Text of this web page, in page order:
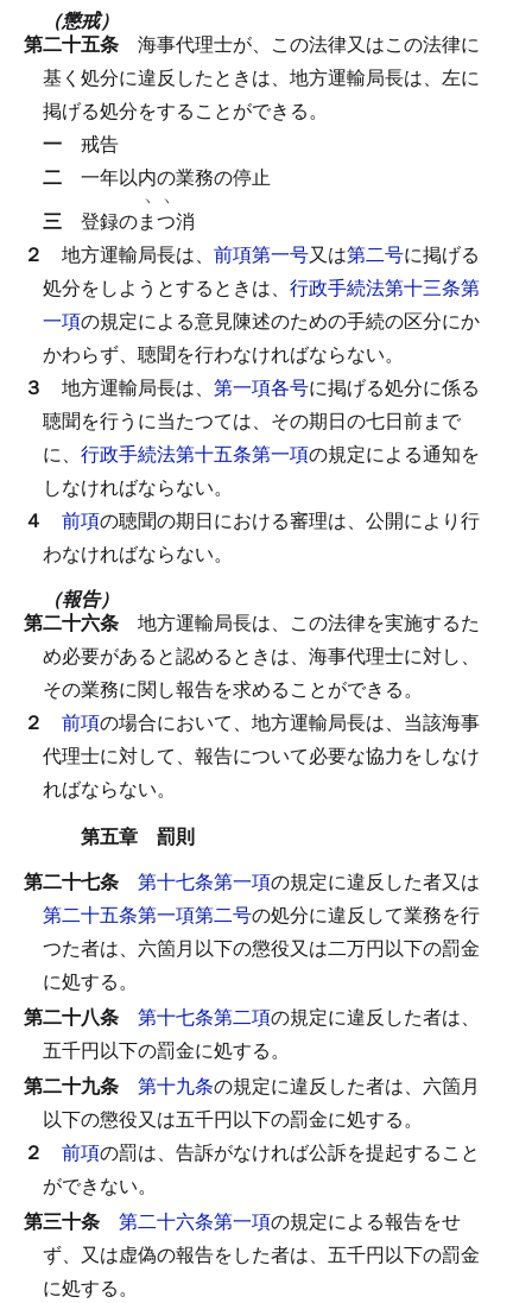
（懲戒）
第二十五条 海事代理士が、この法律又はこの法律に
基く処分に違反したときは、地方運輸局長は、左に
掲げる処分をすることができる。
一 戒告
二 一年以内の業務の停止
三 登録のま
ヽ
つ
ヽ
消
２ 地方運輸局長は、 前項第一号又は第二号に掲げる
処分をしようとするときは、 行政手続法第十三条第
一項の規定による意見陳述のための手続の区分にか
かわらず、聴聞を行わなければならない。
３ 地方運輸局長は、 第一項各号に掲げる処分に係る
聴聞を行うに当たつては、その期日の七日前まで
に、 行政手続法第十五条第一項の規定による通知を
しなければならない。
４ 前項の聴聞の期日における審理は、公開により行
わなければならない。
（報告）
第二十六条 地方運輸局長は、この法律を実施するた
め必要があると認めるときは、海事代理士に対し、
その業務に関し報告を求めることができる。
２ 前項の場合において、地方運輸局長は、当該海事
代理士に対して、報告について必要な協力をしなけ
ればならない。
第五章 罰則
第二十七条 第十七条第一項の規定に違反した者又は
第二十五条第一項第二号の処分に違反して業務を行
つた者は、六箇月以下の懲役又は二万円以下の罰金
に処する。
第二十八条 第十七条第二項の規定に違反した者は、
五千円以下の罰金に処する。
第二十九条 第十九条の規定に違反した者は、六箇月
以下の懲役又は五千円以下の罰金に処する。
２ 前項の罰は、告訴がなければ公訴を提起すること
ができない。
第三十条 第二十六条第一項の規定による報告をせ
ず、又は虚偽の報告をした者は、五千円以下の罰金
に処する。